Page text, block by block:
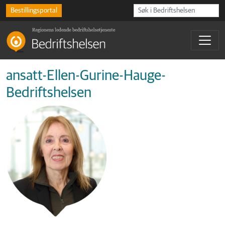
Bestillingsportal
ansatt-Ellen-Gurine-Hauge-
Bedriftshelsen